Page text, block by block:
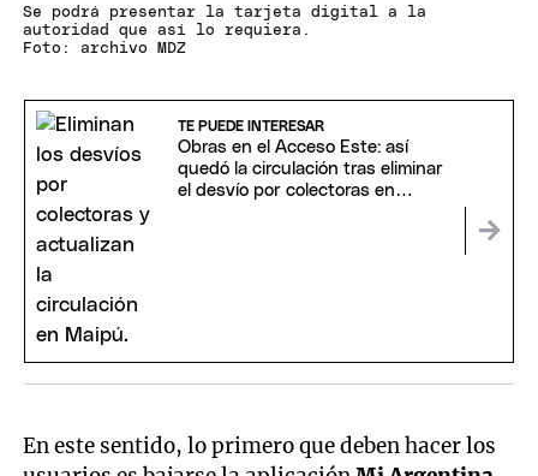
Se podrá presentar la tarjeta digital a la
autoridad que así lo requiera.
Foto: archivo MDZ
TE PUEDE INTERESAR
Obras en el Acceso Este: así
quedó la circulación tras eliminar
el desvío por colectoras en
En este sentido, lo primero que deben hacer los